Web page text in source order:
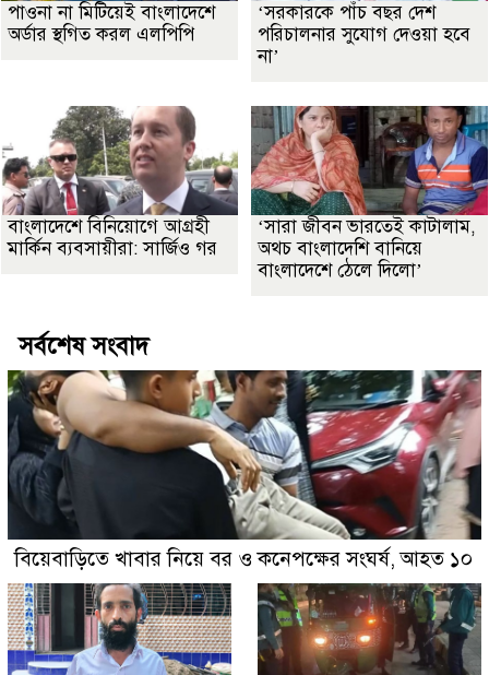
পাওনা না মিটিয়েই বাংলাদেশে
অর্ডার স্থগিত করল এলপিপি
‘সরকারকে পাঁচ বছর দেশ
পরিচালনার সুযোগ দেওয়া হবে
না’
বাংলাদেশে বিনিয়োগে আগ্রহী
মার্কিন ব্যবসায়ীরা: সার্জিও গর
‘সারা জীবন ভারতেই কাটালাম,
অথচ বাংলাদেশি বানিয়ে
বাংলাদেশে ঠেলে দিলো’
সর্বশেষ সংবাদ
বিয়েবাড়িতে খাবার নিয়ে বর ও কনেপক্ষের সংঘর্ষ, আহত ১০